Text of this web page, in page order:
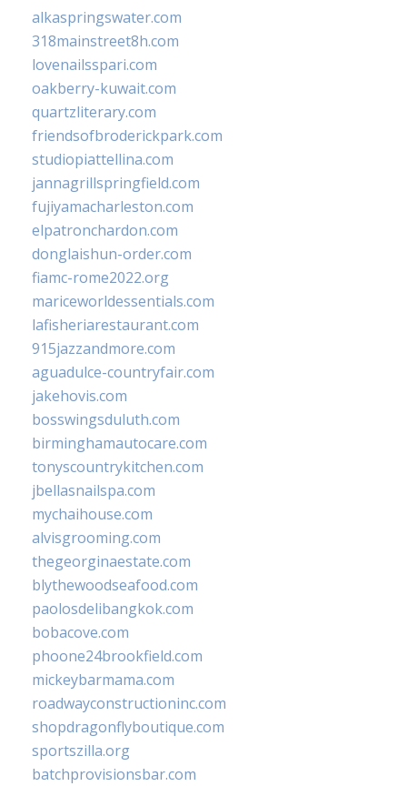
alkaspringswater.com
318mainstreet8h.com
lovenailsspari.com
oakberry-kuwait.com
quartzliterary.com
friendsofbroderickpark.com
studiopiattellina.com
jannagrillspringfield.com
fujiyamacharleston.com
elpatronchardon.com
donglaishun-order.com
fiamc-rome2022.org
mariceworldessentials.com
lafisheriarestaurant.com
915jazzandmore.com
aguadulce-countryfair.com
jakehovis.com
bosswingsduluth.com
birminghamautocare.com
tonyscountrykitchen.com
jbellasnailspa.com
mychaihouse.com
alvisgrooming.com
thegeorginaestate.com
blythewoodseafood.com
paolosdelibangkok.com
bobacove.com
phoone24brookfield.com
mickeybarmama.com
roadwayconstructioninc.com
shopdragonflyboutique.com
sportszilla.org
batchprovisionsbar.com